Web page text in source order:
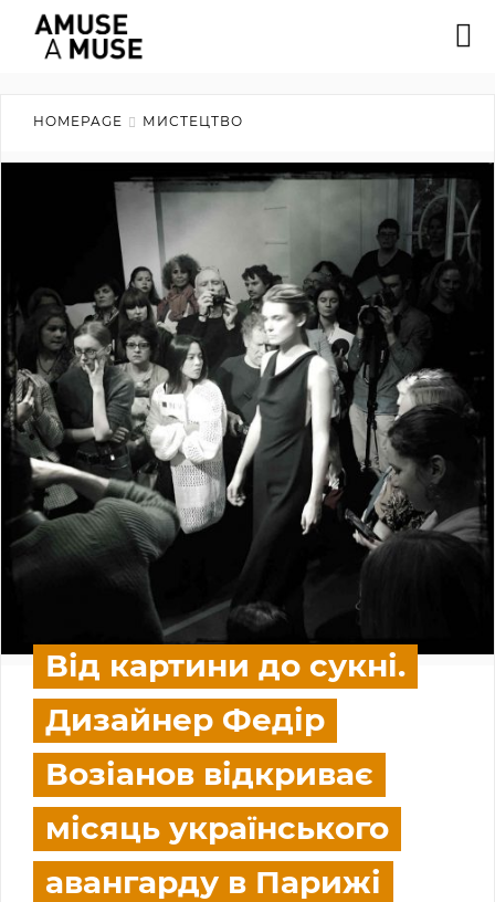
HOMEPAGE МИСТЕЦТВО
Від картини до сукні.
Дизайнер Федір
Возіанов відкриває
місяць українського
авангарду в Парижі